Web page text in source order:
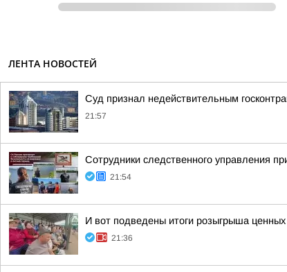
ЛЕНТА НОВОСТЕЙ
Суд признал недействительным
21:57
Сотрудники следственного управления
21:54
И вот подведены итоги розыгрыша
21:36